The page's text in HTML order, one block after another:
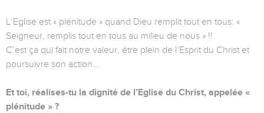
L’Eglise est « plénitude » quand Dieu remplit tout en tous: «
Seigneur, remplis tout en tous au milieu de nous » !!
C’est ça qui fait notre valeur, être plein de l’Esprit du Christ et
poursuivre son action…
Et toi, réalises-tu la dignité de l’Eglise du Christ, appelée «
plénitude » ?